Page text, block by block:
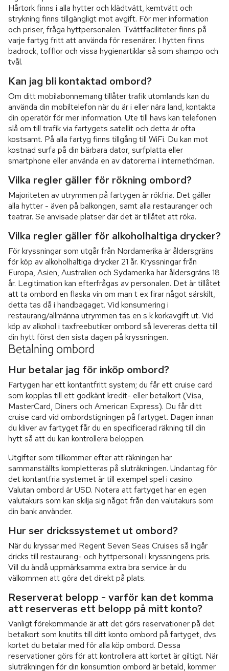
Hårtork finns i alla hytter och klädtvätt, kemtvätt och
strykning finns tillgängligt mot avgift. För mer information
och priser, fråga hyttpersonalen. Tvättfaciliteter finns på
varje fartyg fritt att använda för resenärer. I hytten finns
badrock, tofflor och vissa hygienartiklar så som shampo och
tvål.
Kan jag bli kontaktad ombord?
Om ditt mobilabonnemang tillåter trafik utomlands kan du
använda din mobiltelefon när du är i eller nära land, kontakta
din operatör för mer information. Ute till havs kan telefonen
slå om till trafik via fartygets satellit och detta är ofta
kostsamt. På alla fartyg finns tillgång till WiFi. Du kan mot
kostnad surfa på din bärbara dator, surfplatta eller
smartphone eller använda en av datorerna i internethörnan.
Vilka regler gäller för rökning ombord?
Majoriteten av utrymmen på fartygen är rökfria. Det gäller
alla hytter - även på balkongen, samt alla restauranger och
teatrar. Se anvisade platser där det är tillåtet att röka.
Vilka regler gäller för alkoholhaltiga drycker?
För kryssningar som utgår från Nordamerika är åldersgräns
för köp av alkoholhaltiga drycker 21 år. Kryssningar från
Europa, Asien, Australien och Sydamerika har åldersgräns 18
år. Legitimation kan efterfrågas av personalen. Det är tillåtet
att ta ombord en flaska vin om man t ex firar något särskilt,
detta tas då i handbagaget. Vid konsumering i
restaurang/allmänna utrymmen tas en s k korkavgift ut. Vid
köp av alkohol i taxfreebutiker ombord så levereras detta till
din hytt först den sista dagen på kryssningen.
Betalning ombord
Hur betalar jag för inköp ombord?
Fartygen har ett kontantfritt system; du får ett cruise card
som kopplas till ett godkänt kredit- eller betalkort (Visa,
MasterCard, Diners och American Express). Du får ditt
cruise card vid ombordstigningen på fartyget. Dagen innan
du kliver av fartyget får du en specificerad räkning till din
hytt så att du kan kontrollera beloppen.
Utgifter som tillkommer efter att räkningen har
sammanställts kompletteras på sluträkningen. Undantag för
det kontantfria systemet är till exempel spel i casino.
Valutan ombord är USD. Notera att fartyget har en egen
valutakurs som kan skilja sig något från den valutakurs som
din bank använder.
Hur ser drickssystemet ut ombord?
När du kryssar med Regent Seven Seas Cruises så ingår
dricks till restaurang- och hyttpersonal i kryssningens pris.
Vill du ändå uppmärksamma extra bra service är du
välkommen att göra det direkt på plats.
Reserverat belopp - varför kan det komma
att reserveras ett belopp på mitt konto?
Vanligt förekommande är att det görs reservationer på det
betalkort som knutits till ditt konto ombord på fartyget, dvs
kortet du betalar med för alla köp ombord. Dessa
reservationer görs för att kontrollera att kortet är giltigt. När
sluträkningen för din konsumtion ombord är betald, kommer